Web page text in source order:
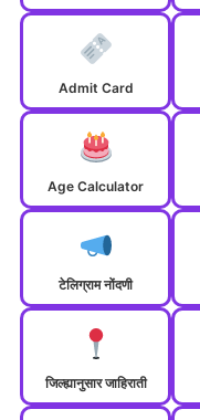
Admit Card
Age Calculator
टेलिग्राम नोंदणी
जिल्ह्यानुसार जाहिराती